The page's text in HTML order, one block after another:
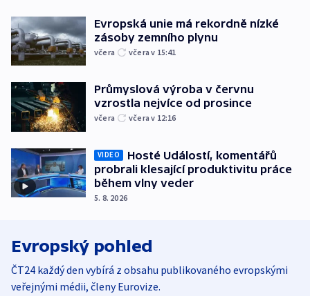
Evropská unie má rekordně nízké
zásoby zemního plynu
včera včera v 15:41
Průmyslová výroba v červnu
vzrostla nejvíce od prosince
včera včera v 12:16
VIDEO
Hosté Událostí, komentářů
probrali klesající produktivitu práce
během vlny veder
5. 8. 2026
Evropský pohled
ČT24 každý den vybírá z obsahu publikovaného evropskými
veřejnými médii, členy Eurovize.